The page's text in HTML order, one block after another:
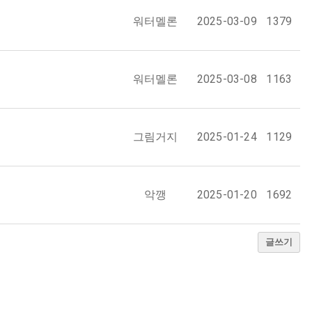
워터멜론 2025-03-09 1379
워터멜론 2025-03-08 1163
그림거지 2025-01-24 1129
악깽 2025-01-20 1692
글쓰기